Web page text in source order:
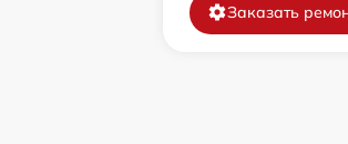
Заказать